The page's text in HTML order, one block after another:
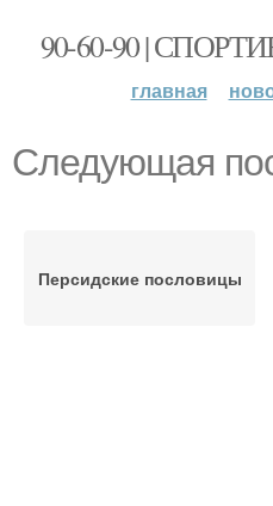
90-60-90 |
главная
Следующая
Персидские пословицы